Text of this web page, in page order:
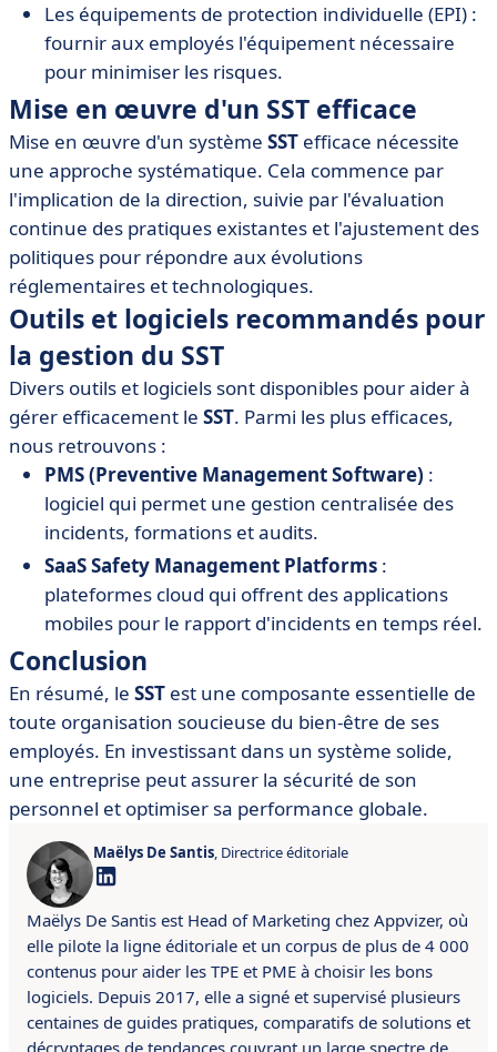
Les équipements de protection individuelle (EPI) :
fournir aux employés l'équipement nécessaire
pour minimiser les risques.
Mise en œuvre d'un SST efficace
Mise en œuvre d'un système SST efficace nécessite
une approche systématique. Cela commence par
l'implication de la direction, suivie par l'évaluation
continue des pratiques existantes et l'ajustement des
politiques pour répondre aux évolutions
réglementaires et technologiques.
Outils et logiciels recommandés pour
la gestion du SST
Divers outils et logiciels sont disponibles pour aider à
gérer efficacement le SST. Parmi les plus efficaces,
nous retrouvons :
PMS (Preventive Management Software) :
logiciel qui permet une gestion centralisée des
incidents, formations et audits.
SaaS Safety Management Platforms :
plateformes cloud qui offrent des applications
mobiles pour le rapport d'incidents en temps réel.
Conclusion
En résumé, le SST est une composante essentielle de
toute organisation soucieuse du bien-être de ses
employés. En investissant dans un système solide,
une entreprise peut assurer la sécurité de son
personnel et optimiser sa performance globale.
Maëlys De Santis, Directrice éditoriale
Maëlys De Santis est Head of Marketing chez Appvizer, où
elle pilote la ligne éditoriale et un corpus de plus de 4 000
contenus pour aider les TPE et PME à choisir les bons
logiciels. Depuis 2017, elle a signé et supervisé plusieurs
centaines de guides pratiques, comparatifs de solutions et
décryptages de tendances couvrant un large spectre de